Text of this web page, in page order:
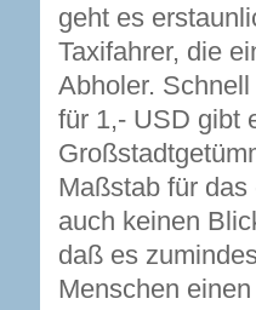
geht es
Taxifahrer, die
Abholer.
für 1,- USD gibt
Maßstab für
auch keinen
daß es
Menschen